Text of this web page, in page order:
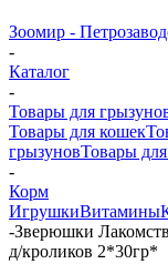
Зоомир -
-
Каталог
-
Товары для
Товары для кошек
грызуновТовары
-
Корм
ИгрушкиВитамины
-Зверюшки
д/кроликов 2*30гр*